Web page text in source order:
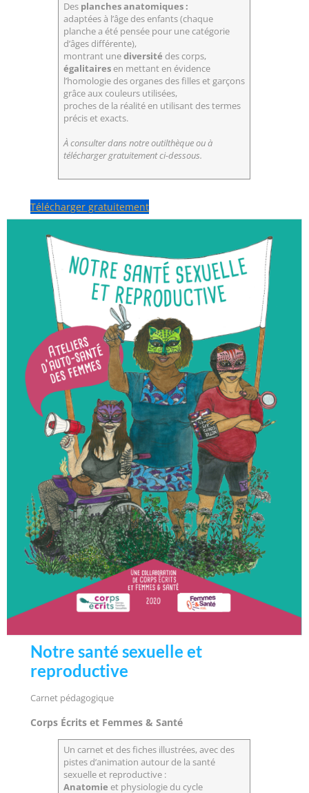
Des planches anatomiques :
adaptées à l’âge des enfants (chaque
planche a été pensée pour une catégorie
d’âges différente),
montrant unediversité des corps,
égalitairesen mettant en évidence
l’homologie des organes des filles et garçons
grâce aux couleurs utilisées,
proches de la réalité en utilisant des termes
précis et exacts.
À consulter dans notre outilthèque ou à
télécharger gratuitement ci-dessous.
Télécharger gratuitement
Notre santé sexuelle et
reproductive
Carnet pédagogique
Corps Écrits et Femmes & Santé
Un carnet et des fiches illustrées, avec des
pistes d’animation autour de la santé
sexuelle et reproductive :
Anatomie et physiologie du cycle